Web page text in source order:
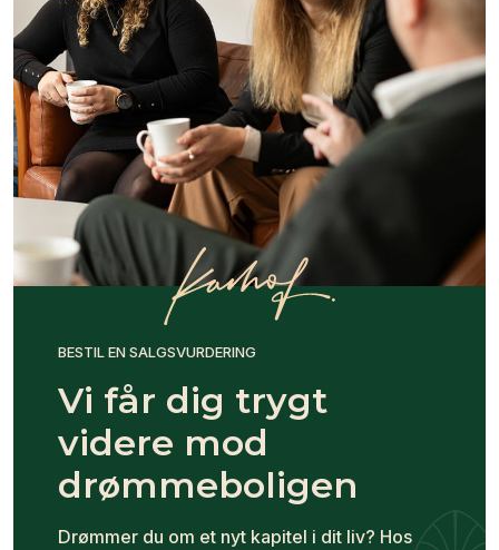
BESTIL EN SALGSVURDERING
Vi får dig trygt
videre mod
drømmeboligen
Drømmer du om et nyt kapitel i dit liv? Hos